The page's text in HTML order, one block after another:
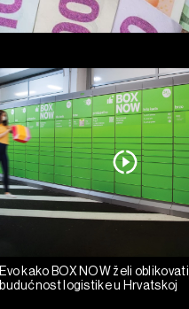
Evo kako BOX NOW želi oblikovati
budućnost logistike u Hrvatskoj